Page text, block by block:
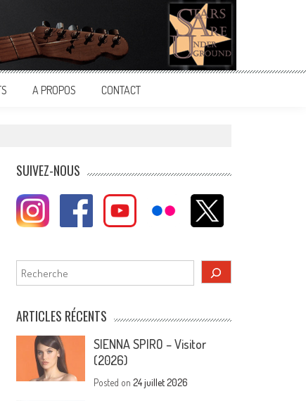
A PROPOS CONTACT
SUIVEZ-NOUS
Rechercher
ARTICLES RÉCENTS
SIENNA SPIRO – Visitor
(2026)
Posted on24 juillet 2026